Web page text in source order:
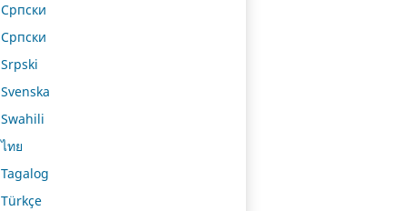
Српски
Српски
Srpski
Svenska
Swahili
ไทย
Tagalog
Türkçe